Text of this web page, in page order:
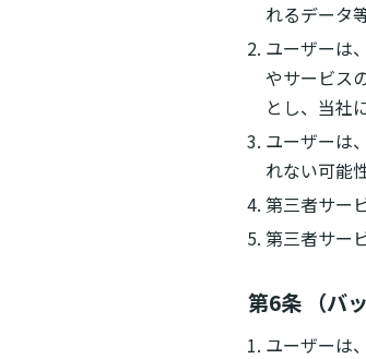
れるデータ
ユーザーは
やサービス
とし、当社
ユーザーは
れない可能
第三者サー
第三者サー
第6条 （バ
ユーザーは